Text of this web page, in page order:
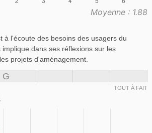
Moyenne : 1.88
à l'écoute des besoins des usagers du
implique dans ses réflexions sur les
projets d'aménagement.
G
TOUT À FAIT